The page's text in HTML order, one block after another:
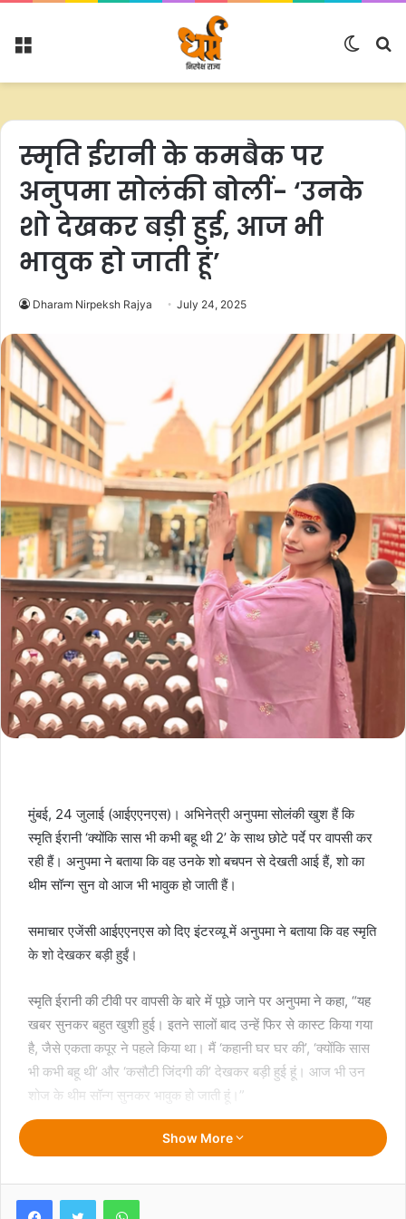
Menu
Switch
स्मृति ईरानी के कमबैक पर
अनुपमा सोलंकी बोलीं- ‘उनके
शो देखकर बड़ी हुई, आज भी
भावुक हो जाती हूं’
Dharam Nirpeksh Rajya July 24, 2025
मुंबई, 24 जुलाई (आईएएनएस)। अभिनेत्री अनुपमा सोलंकी खुश हैं कि
स्मृति ईरानी ‘क्योंकि सास भी कभी बहू थी 2’ के साथ छोटे पर्दे पर वापसी कर
रही हैं। अनुपमा ने बताया कि वह उनके शो बचपन से देखती आई हैं, शो का
थीम सॉन्ग सुन वो आज भी भावुक हो जाती हैं।
समाचार एजेंसी आईएएनएस को दिए इंटरव्यू में अनुपमा ने बताया कि वह स्मृति
के शो देखकर बड़ी हुईं।
स्मृति ईरानी की टीवी पर वापसी के बारे में पूछे जाने पर अनुपमा ने कहा, “यह
खबर सुनकर बहुत खुशी हुई। इतने सालों बाद उन्हें फिर से कास्ट किया गया
है, जैसे एकता कपूर ने पहले किया था। मैं ‘कहानी घर घर की’, ‘क्योंकि सास
भी कभी बहू थी’ और ‘कसौटी जिंदगी की’ देखकर बड़ी हुई हूं। आज भी उन
शोज के थीम सॉन्ग सुनकर भावुक हो जाती हूं।”
‘जागृति – एक नई सुबह’ फेम अभिनेत्री ने आगे कहा, “हाल ही में मैंने ‘क्योंकि’
जहां हूं, वहां खुश हूं। मुझे उम्मीद है कि स्मृति जी का नया शो सुपरहिट होगा,
क्योंकि यह बहुत शानदार शो है, जो दर्शकों को आज भी बहुत पसंद है।”
Show More
FacebookTwitter WhatsApp